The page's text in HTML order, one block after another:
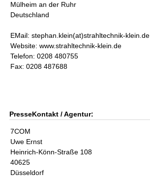
Mülheim an der Ruhr
Deutschland
EMail: stephan.klein(at)strahltechnik-klein.de
Website: www.strahltechnik-klein.de
Telefon: 0208 480755
Fax: 0208 487688
PresseKontakt / Agentur:
7COM
Uwe Ernst
Heinrich-Könn-Straße 108
40625
Düsseldorf